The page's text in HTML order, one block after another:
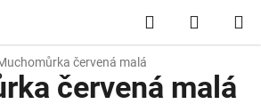
Hledat
KOŠÍK
červená malá
červená malá